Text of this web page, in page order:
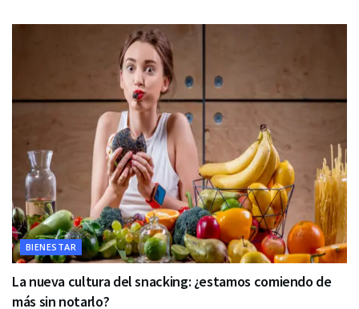
BIENESTAR
La nueva cultura del snacking: ¿estamos comiendo de
más sin notarlo?